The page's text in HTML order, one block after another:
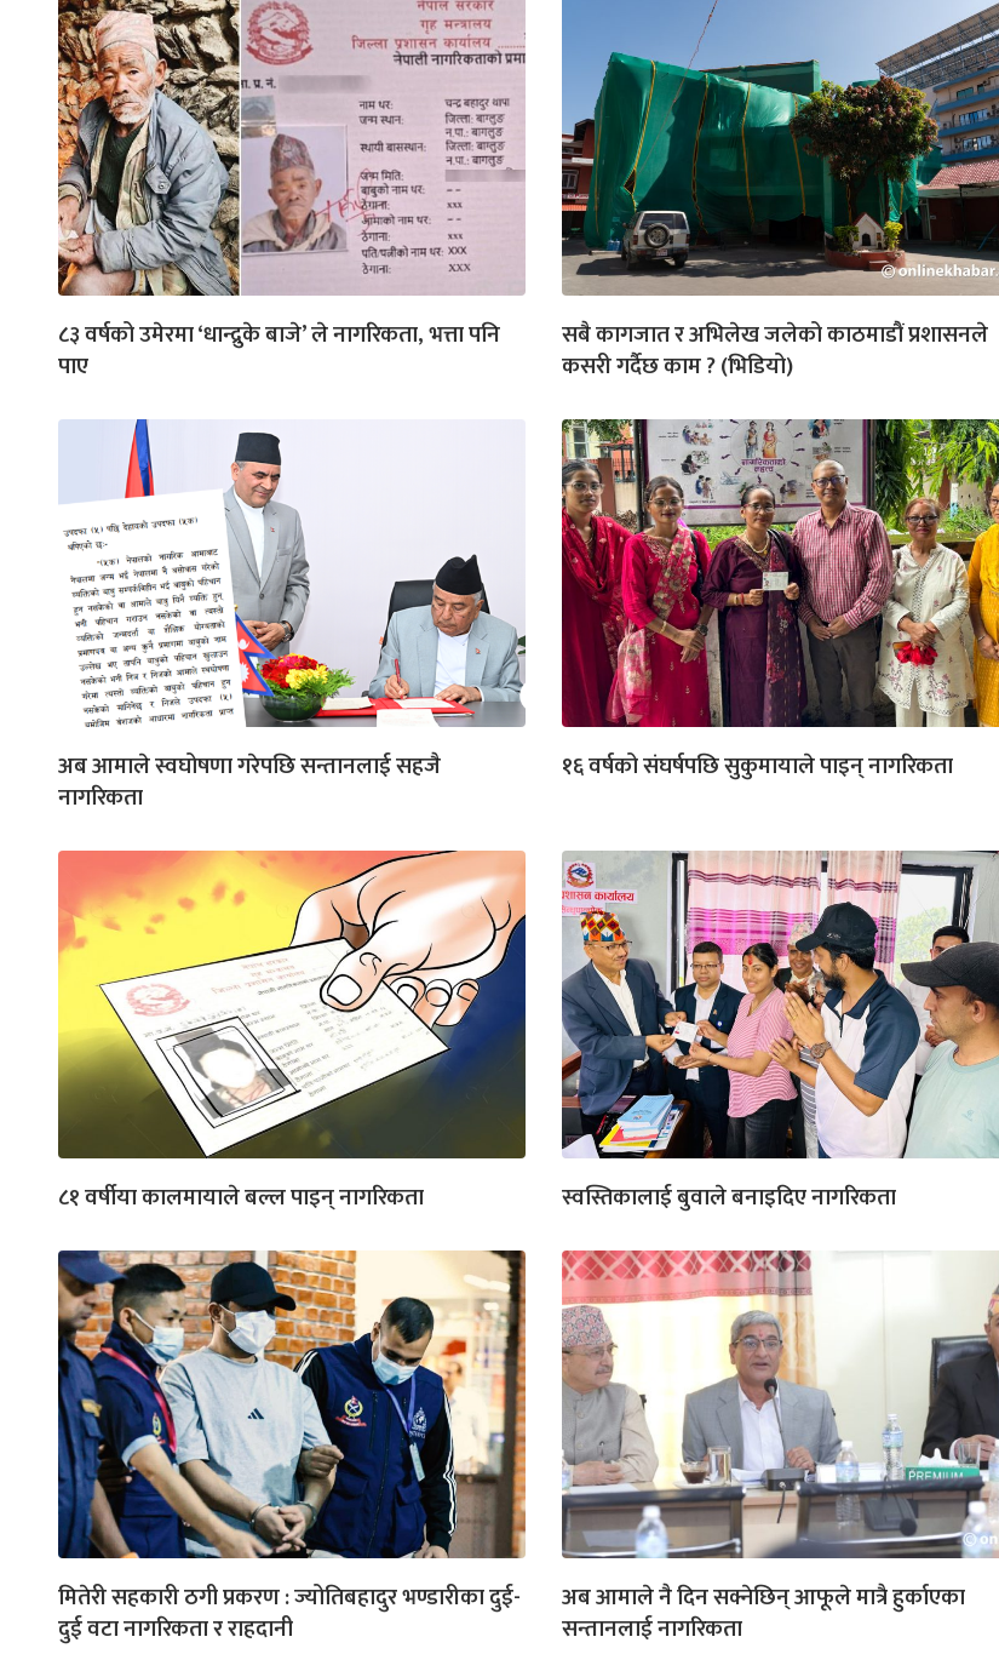
८३ वर्षको उमेरमा ‘धान्द्रुके बाजे’ ले नागरिकता, भत्ता पनि
पाए
सबै कागजात र अभिलेख जलेको काठमाडौं प्रशासनले
कसरी गर्दैछ काम ? (भिडियो)
अब आमाले स्वघोषणा गरेपछि सन्तानलाई सहजै
नागरिकता
१६ वर्षको संघर्षपछि सुकुमायाले पाइन् नागरिकता
८१ वर्षीया कालमायाले बल्ल पाइन् नागरिकता स्वस्तिकालाई बुवाले बनाइदिए नागरिकता
मितेरी सहकारी ठगी प्रकरण : ज्योतिबहादुर भण्डारीका दुई-
दुई वटा नागरिकता र राहदानी
अब आमाले नै दिन सक्नेछिन् आफूले मात्रै हुर्काएका
सन्तानलाई नागरिकता